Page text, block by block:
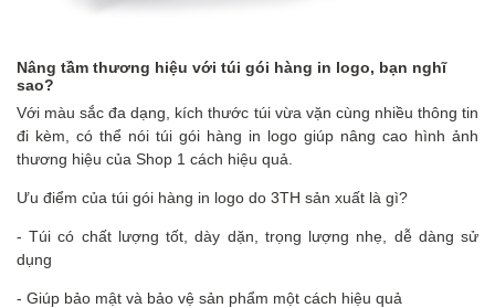
Nâng tầm thương hiệu với túi gói hàng in logo, bạn nghĩ
sao?
Với màu sắc đa dạng, kích thước túi vừa vặn cùng nhiều thông tin
đi kèm, có thể nói túi gói hàng in logo giúp nâng cao hình ảnh
thương hiệu của Shop 1 cách hiệu quả.
Ưu điểm của túi gói hàng in logo do 3TH sản xuất là gì?
- Túi có chất lượng tốt, dày dặn, trọng lượng nhẹ, dễ dàng sử
dụng
- Giúp bảo mật và bảo vệ sản phẩm một cách hiệu quả